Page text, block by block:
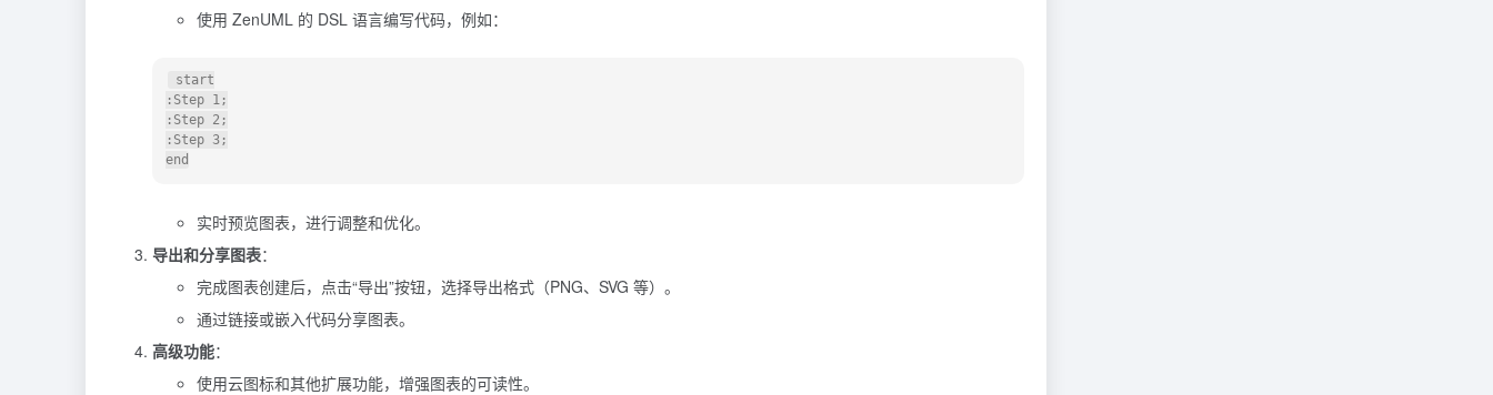
使用 ZenUML 的 DSL 语言编写代码，例如：
:Step 1;
:Step 2;
:Step 3;
实时预览图表，进行调整和优化。
导出和分享图表：
完成图表创建后，点击“导出”按钮，选择导出格式（PNG、SVG 等）。
通过链接或嵌入代码分享图表。
高级功能：
使用云图标和其他扩展功能，增强图表的可读性。